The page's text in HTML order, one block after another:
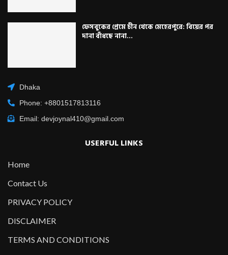
ফেসবুকের প্রেমে চীন থেকে মেহেরপুরে: বিয়ের পর
দানা বাঁধছে নানা...
Dhaka
Phone: +8801517813116
Email: devjoynal410@gmail.com
USERFUL LINKS
Home
Contact Us
PRIVACY POLICY
DISCLAIMER
TERMS AND CONDITIONS